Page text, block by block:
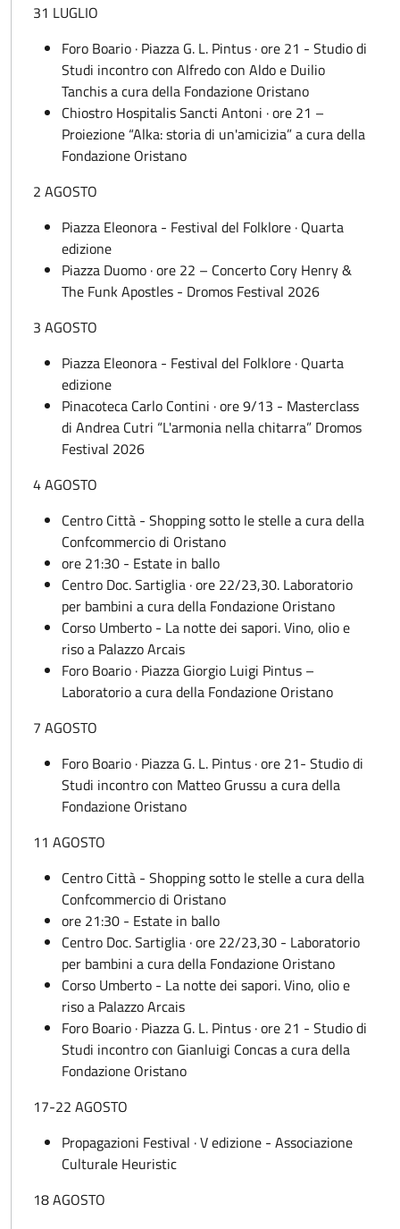
31 LUGLIO
Foro Boario · Piazza G. L. Pintus · ore 21 - Studio di
Studi incontro con Alfredo con Aldo e Duilio
Tanchis a cura della Fondazione Oristano
Chiostro Hospitalis Sancti Antoni · ore 21 –
Proiezione “Alka: storia di un'amicizia” a cura della
Fondazione Oristano
2 AGOSTO
Piazza Eleonora - Festival del Folklore · Quarta
edizione
Piazza Duomo · ore 22 – Concerto Cory Henry &
The Funk Apostles - Dromos Festival 2026
3 AGOSTO
Piazza Eleonora - Festival del Folklore · Quarta
edizione
Pinacoteca Carlo Contini · ore 9/13 - Masterclass
di Andrea Cutri “L'armonia nella chitarra” Dromos
Festival 2026
4 AGOSTO
Centro Città - Shopping sotto le stelle a cura della
Confcommercio di Oristano
ore 21:30 - Estate in ballo
Centro Doc. Sartiglia · ore 22/23,30. Laboratorio
per bambini a cura della Fondazione Oristano
Corso Umberto - La notte dei sapori. Vino, olio e
riso a Palazzo Arcais
Foro Boario · Piazza Giorgio Luigi Pintus –
Laboratorio a cura della Fondazione Oristano
7 AGOSTO
Foro Boario · Piazza G. L. Pintus · ore 21- Studio di
Studi incontro con Matteo Grussu a cura della
Fondazione Oristano
11 AGOSTO
Centro Città - Shopping sotto le stelle a cura della
Confcommercio di Oristano
ore 21:30 - Estate in ballo
Centro Doc. Sartiglia · ore 22/23,30 - Laboratorio
per bambini a cura della Fondazione Oristano
Corso Umberto - La notte dei sapori. Vino, olio e
riso a Palazzo Arcais
Foro Boario · Piazza G. L. Pintus · ore 21 - Studio di
Studi incontro con Gianluigi Concas a cura della
Fondazione Oristano
17-22 AGOSTO
Propagazioni Festival · V edizione - Associazione
Culturale Heuristic
18 AGOSTO